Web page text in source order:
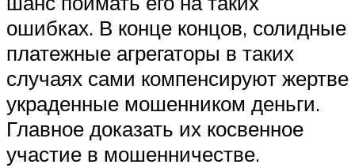
ошибках. В конце концов, солидные
платежные агрегаторы в таких
случаях сами компенсируют жертве
украденные мошенником деньги.
Главное доказать их косвенное
участие в мошенничестве.